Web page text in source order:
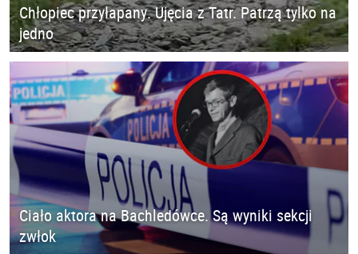
Chłopiec przyłapany. Ujęcia z Tatr. Patrzą tylko na
jedno
Ciało aktora na Bachledówce. Są wyniki sekcji
zwłok